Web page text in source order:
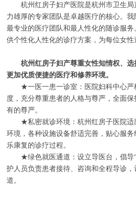
杭州红房子妇产医院是杭州市卫生局
力雄厚的专家团队是卓越医疗的核心。我
最专业的医疗团队和最人性化的随诊服
供个性化人性化的诊疗方案，为每位女性
杭州红房子妇产尊重女性知情权、
更加优质便捷的医疗和修养环境。
★一医一患一诊室：医院妇科中心严
度，充分尊重患者的人格与尊严，全面
有的尊严。
★私密就诊环境：杭州红房子医院适
环境，各种设施设备舒适完善，贴心服
乐康复的诊疗过程。
★绿色就医通道：设立导医台，倡导“
护人员负责患者接待、咨询和全程导诊
道。